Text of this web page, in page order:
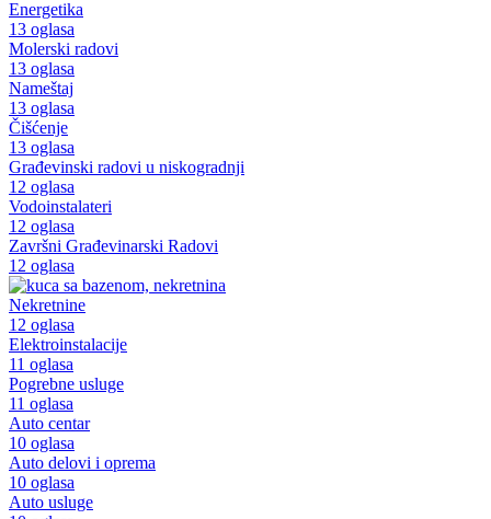
Energetika
13 oglasa
Molerski radovi
13 oglasa
Nameštaj
13 oglasa
Čišćenje
13 oglasa
Građevinski radovi u niskogradnji
12 oglasa
Vodoinstalateri
12 oglasa
Završni Građevinarski Radovi
12 oglasa
Nekretnine
12 oglasa
Elektroinstalacije
11 oglasa
Pogrebne usluge
11 oglasa
Auto centar
10 oglasa
Auto delovi i oprema
10 oglasa
Auto usluge